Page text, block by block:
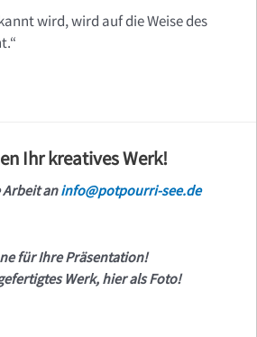
wird, wird auf die Weise des
Ihr kreatives Werk!
Arbeit aninfo@potpourri-see.de
für Ihre Präsentation!
Werk, hier als Foto!